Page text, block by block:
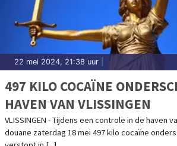
22 mei 2024, 21:38 uur
497 KILO COCAÏNE
HAVEN VAN VLISSINGEN
VLISSINGEN - Tijdens een controle in de haven
douane zaterdag 18 mei 497 kilo cocaïne